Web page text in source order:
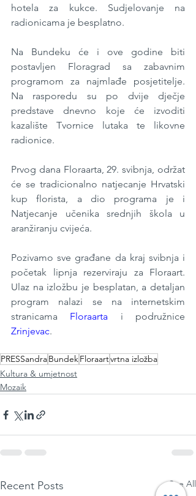
hotela za kukce. Sudjelovanje na
radionicama je besplatno.
Na Bundeku će i ove godine biti
postavljen Floragrad sa zabavnim
programom za najmlađe posjetitelje.
Na rasporedu su po dvije dječje
predstave dnevno koje će izvoditi
kazalište Tvornice lutaka te likovne
radionice.
Prvog dana Floraarta, 29. svibnja, održat
će se tradicionalno natjecanje Hrvatski
kup florista, a dio programa je i
Natjecanje učenika srednjih škola u
aranžiranju cvijeća.
Pozivamo sve građane da kraj svibnja i
početak lipnja rezerviraju za Floraart.
Ulaz na izložbu je besplatan, a detaljan
program nalazi se na internetskim
stranicama Floraarta
Zrinjevac.
PRESSandraBundekFloraartvrtna izložba
Kultura & umjetnost
Mozaik
Recent Posts See All